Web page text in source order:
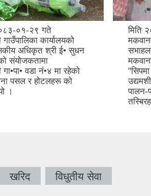
२८ देखि २९ गते सम्म
कार्यालयको
बैंक लिमिटेड र
आयोजित
वित्तिय साक्षरता /
(गाई तथा भैसी
को पहिलो दिनको
खरिद विधुतीय सेवा